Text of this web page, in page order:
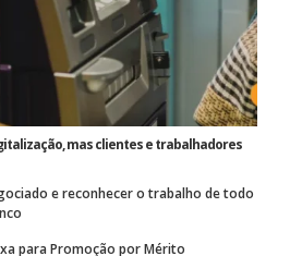
mas clientes e trabalhadores
e reconhecer o trabalho de todo
para Promoção por Mérito